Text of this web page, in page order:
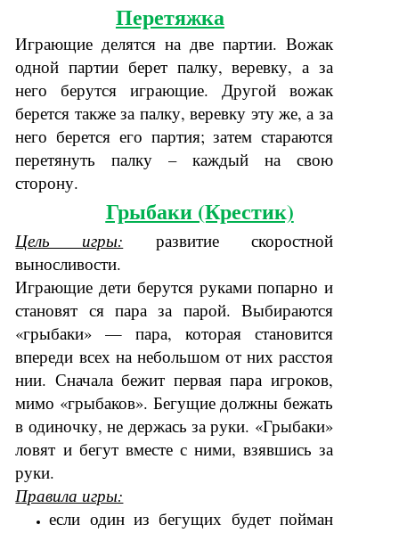
Перетяжка
Играющие делятся на две партии. Вожак
одной партии берет палку, веревку, а за
него берутся играющие. Другой вожак
берется также за палку, веревку эту же, а за
него берется его партия; затем стараются
перетянуть палку – каждый на свою
сторону.
Грыбаки (Крестик)
Цель игры: развитие скоростной
выносливости.
Играющие дети берутся руками попарно и
становят ся пара за парой. Выбираются
«грыбаки» — пара, которая становится
впереди всех на небольшом от них расстоя
нии. Сначала бежит первая пара игроков,
мимо «грыбаков». Бегущие должны бежать
в одиночку, не держась за руки. «Грыбаки»
ловят и бегут вместе с ними, взявшись за
руки.
Правила игры:
если один из бегущих будет пойман